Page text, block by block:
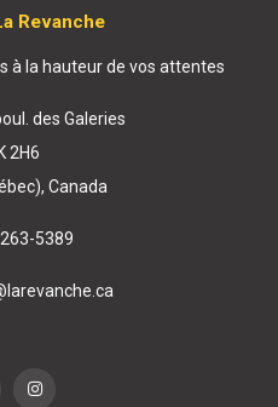
Revanche
à la hauteur de vos attentes
des Galeries
2H6
Canada
5389